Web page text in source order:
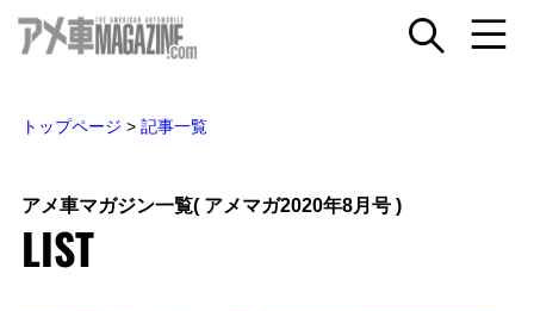
トップページ > 記事一覧
アメ車マガジン一覧( アメマガ2020年8月号 )
LIST